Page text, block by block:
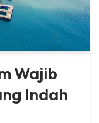
Wajib
Indah